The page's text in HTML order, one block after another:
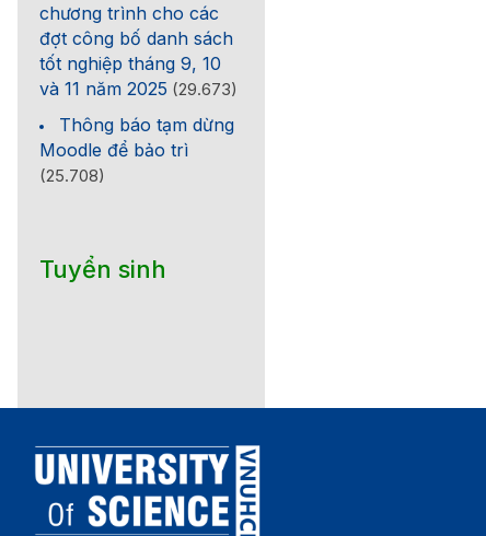
chương trình cho các
đợt công bố danh sách
tốt nghiệp tháng 9, 10
và 11 năm 2025 (29.673)
Thông báo tạm dừng
Moodle để bảo trì
(25.708)
Tuyển sinh